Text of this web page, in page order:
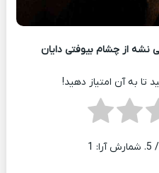
نشه از چشام بیوفتی دایان
تا به آن امتیاز دهید!
/ 5. شمارش آرا: 1